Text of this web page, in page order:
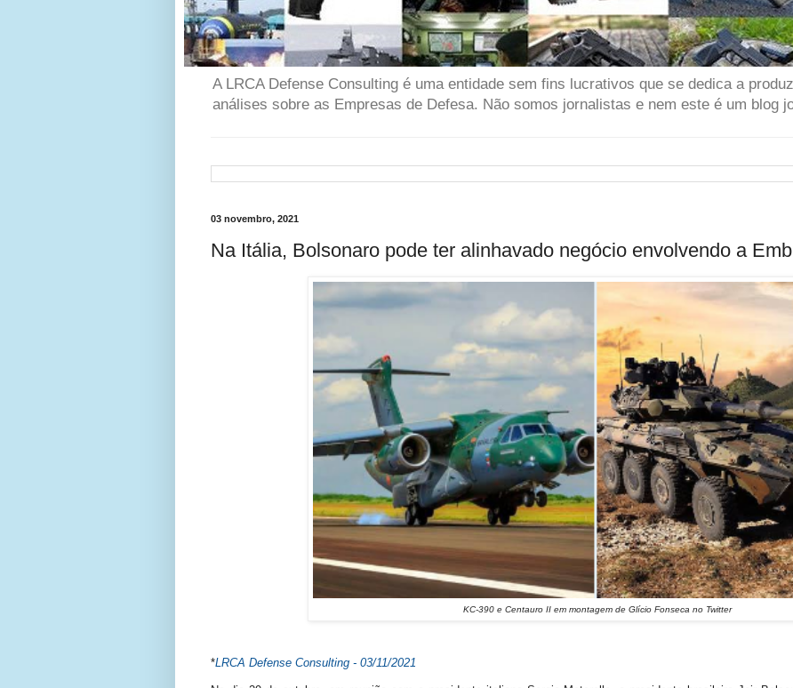
A LRCA Defense Consulting é uma entidade sem fins lucrativos que se dedica a
análises sobre as Empresas de Defesa. Não somos jornalistas e nem este é um blog
03 novembro, 2021
Na Itália, Bolsonaro pode ter alinhavado negócio envolvendo a
KC-390 e Centauro II em montagem de Glício Fonseca no Twitter
*LRCA Defense Consulting - 03/11/2021